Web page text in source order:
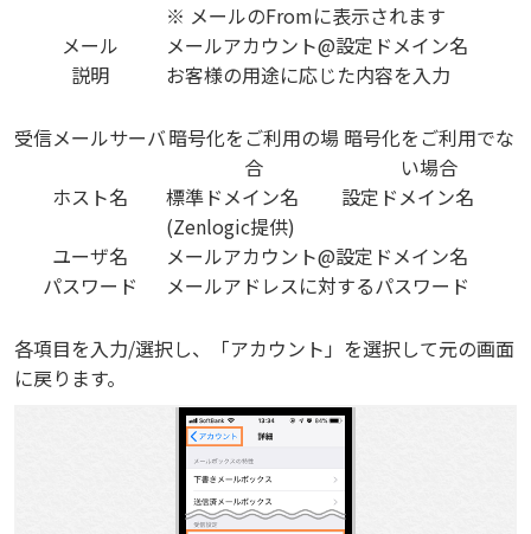
※ メールのFromに表示されます
メール
メールアカウント@設定ドメイン名
説明
お客様の用途に応じた内容を入力
受信メールサーバ暗号化をご利用の場
合
暗号化をご利用でな
い場合
ホスト名
標準ドメイン名
(Zenlogic提供)
設定ドメイン名
ユーザ名
メールアカウント@設定ドメイン名
パスワード
メールアドレスに対するパスワード
各項目を入力/選択し、「アカウント」を選択して元の画面
に戻ります。